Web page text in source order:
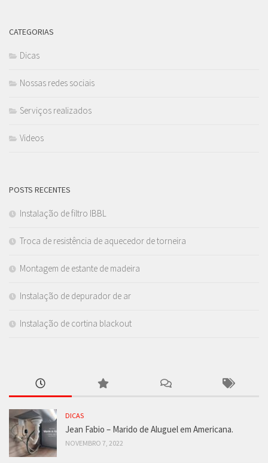
CATEGORIAS
Dicas
Nossas redes sociais
Serviços realizados
Videos
POSTS RECENTES
Instalação de filtro IBBL
Troca de resistência de aquecedor de torneira
Montagem de estante de madeira
Instalação de depurador de ar
Instalação de cortina blackout
DICAS
Jean Fabio – Marido de Aluguel em Americana.
NOVEMBRO 7, 2022